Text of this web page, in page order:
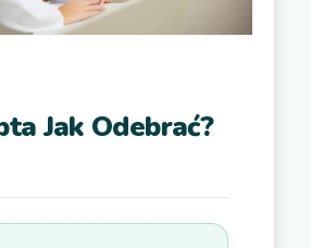
Jak Odebrać?